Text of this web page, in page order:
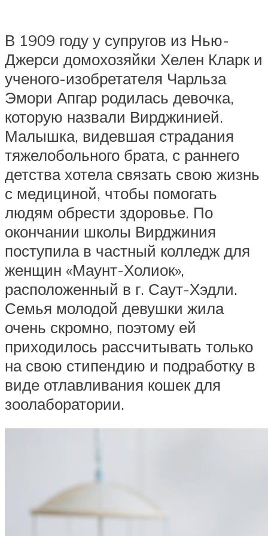
В 1909 году у супругов из Нью-
Джерси домохозяйки Хелен Кларк и
ученого-изобретателя Чарльза
Эмори Апгар родилась девочка,
которую назвали Вирджинией.
Малышка, видевшая страдания
тяжелобольного брата, с раннего
детства хотела связать свою жизнь
с медициной, чтобы помогать
людям обрести здоровье. По
окончании школы Вирджиния
поступила в частный колледж для
женщин «Маунт-Холиок»,
расположенный в г. Саут-Хэдли.
Семья молодой девушки жила
очень скромно, поэтому ей
приходилось рассчитывать только
на свою стипендию и подработку в
виде отлавливания кошек для
зоолаборатории.